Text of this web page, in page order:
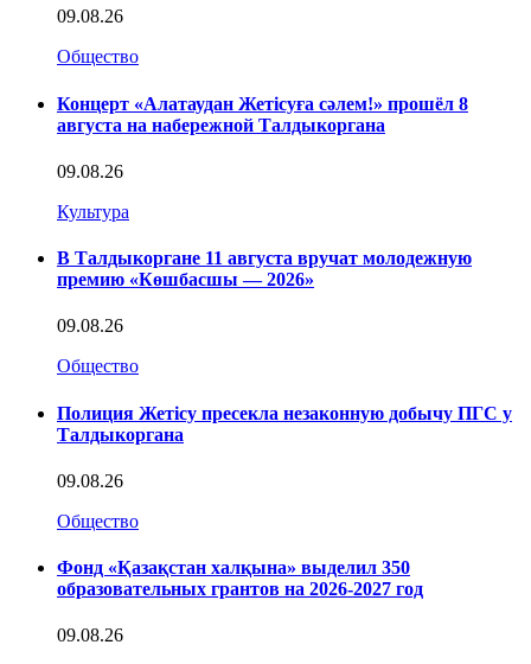
09.08.26
Общество
Концерт «Алатаудан Жетісуға сәлем!» прошёл 8
августа на набережной Талдыкоргана
09.08.26
Культура
В Талдыкоргане 11 августа вручат молодежную
премию «Көшбасшы — 2026»
09.08.26
Общество
Полиция Жетісу пресекла незаконную добычу ПГС у
Талдыкоргана
09.08.26
Общество
Фонд «Қазақстан халқына» выделил 350
образовательных грантов на 2026-2027 год
09.08.26